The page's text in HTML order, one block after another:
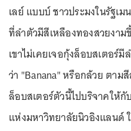
เลย์ แบบบ์ ชาวประมงในรัฐเ
ที่ลำตัวมีสีเหลืองทองสวยงาม
เขาไม่เคยเจอกุ้งล็อบสเตอร์
ว่า "Banana" หรือกล้วย ตาม
ล็อบสเตอร์ตัวนี้ไปบริจาคให้
แห่งมหาวิทยาลัยนิวอิงแลนด์